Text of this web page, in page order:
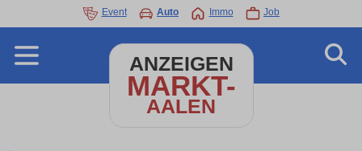
Event Auto Immo Job
ANZEIGEN
MARKT-
AALEN